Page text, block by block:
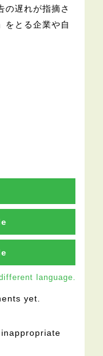
の遅れが指摘さ
をとる企業や自
language.
yet.